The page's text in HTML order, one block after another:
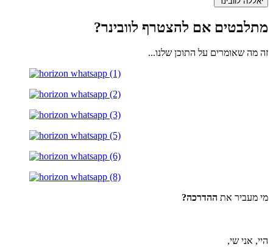
מתלבטים אם להצטרף לוובינר?
זה מה שאומרים על התוכן שלנו...
מי מעביר את ההדרכה?
היי, אני שי,